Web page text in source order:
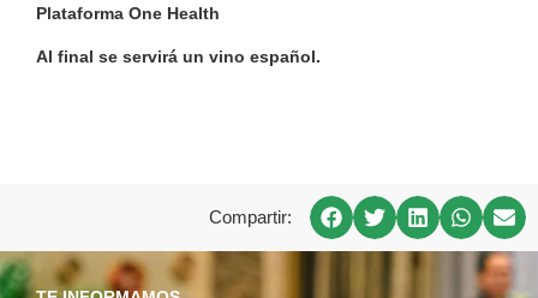
Plataforma One Health
Al final se servirá un vino español.
Compartir: